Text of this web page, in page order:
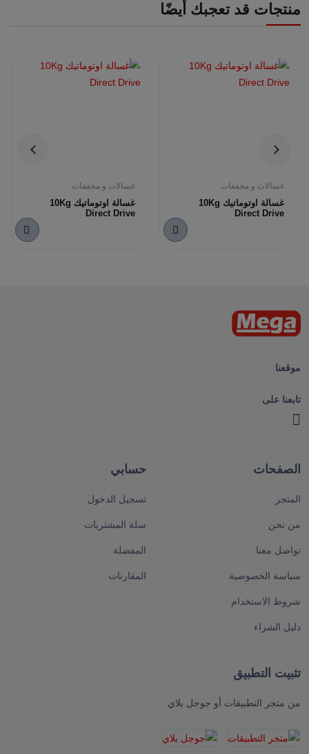
منتجات قد تعجبك أيضًا
غسالات و مجففات
غسالة اوتوماتيك 10Kg
Direct Drive
غسالات و مجففات
غسالة اوتوماتيك 10Kg
Direct Drive
موقعنا
تابعنا على
الصفحات
المتجر
من نحن
تواصل معنا
سياسة الخصوصية
شروط الاستخدام
دليل الشراء
حسابي
تسجيل الدخول
سلة المشتريات
المفضلة
المقارنات
تثبيت التطبيق
من متجر التطبيقات أو جوجل بلاي